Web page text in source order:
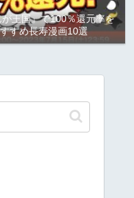
王国』で100％還元率を
すめ長寿漫画10選